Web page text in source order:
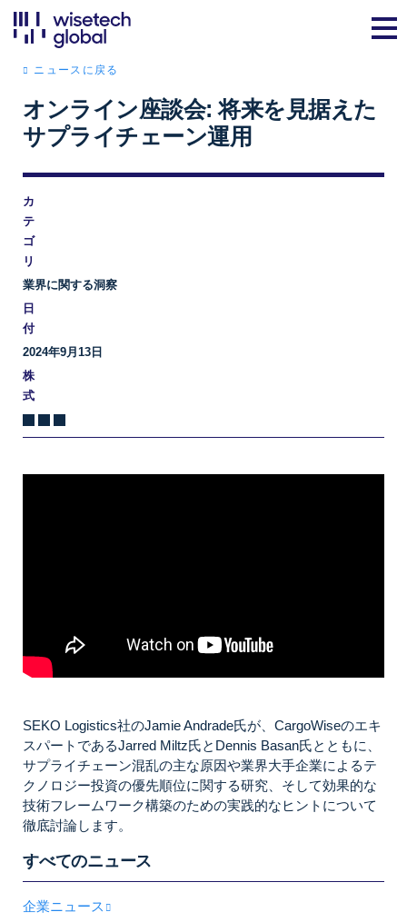
ニュースに戻る
オンライン座談会: 将来を見据えた
サプライチェーン運用
カ
テ
ゴ
リ
業界に関する洞察
日
付
2024年9月13日
株
式
SEKO Logistics社のJamie Andrade氏が、CargoWiseのエキ
スパートであるJarred Miltz氏とDennis Basan氏とともに、
サプライチェーン混乱の主な原因や業界大手企業によるテ
クノロジー投資の優先順位に関する研究、そして効果的な
技術フレームワーク構築のための実践的なヒントについて
徹底討論します。
すべてのニュース
企業ニュース